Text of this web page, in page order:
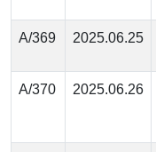
А/369 2025.06.25
А/370 2025.06.26